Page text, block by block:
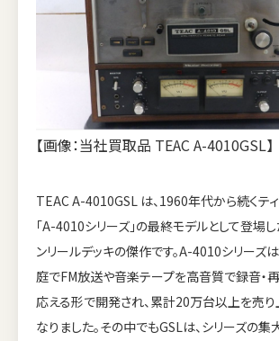
【画像：当社買取品 TEAC A-4010GSL】
TEAC A-4010GSL は、1960年代から続くテ
「A-4010シリーズ」の最終モデルとして登場
ンリールデッキの傑作です。A-4010シリーズ
庭でFM放送や音楽テープを高音質で録音・
応える形で開発され、累計20万台以上を売り
なりました。その中でもGSLは、シリーズの